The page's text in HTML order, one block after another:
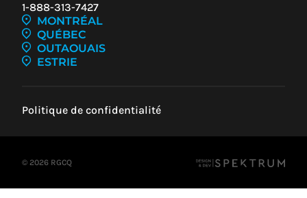
1-888-313-7427
MONTRÉAL
QUÉBEC
OUTAOUAIS
ESTRIE
Politique de confidentialité
© 2026 RGCQ